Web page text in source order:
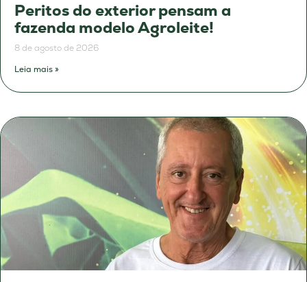
Peritos do exterior pensam a
fazenda modelo Agroleite!
8 de agosto de 2026
Leia mais »